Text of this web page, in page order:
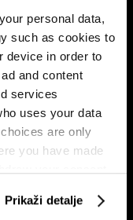
personal data,
such as cookies to
device in order to
and content
services
uses your data
are only
you have made
Prikaži detalje
i srpanj mjeseci s